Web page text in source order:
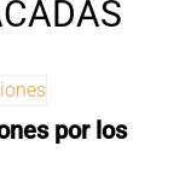
por los